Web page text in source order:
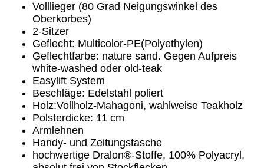
Volllieger (80 Grad Neigungswinkel des
Oberkorbes)
2-Sitzer
Geflecht: Multicolor-PE(Polyethylen)
Geflechtfarbe: nature sand. Gegen Aufpreis
white-washed oder old-teak
Easylift System
Beschläge: Edelstahl poliert
Holz:Vollholz-Mahagoni, wahlweise Teakholz
Polsterdicke: 11 cm
Armlehnen
Handy- und Zeitungstasche
hochwertige Dralon®-Stoffe, 100% Polyacryl,